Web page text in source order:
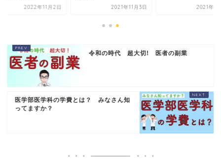
2022年11月2日 2021年11月3日 2021年10
令和の時代 超大切! 医者の副業
医学部医学科の学費とは？ みなさん知
ってますか？